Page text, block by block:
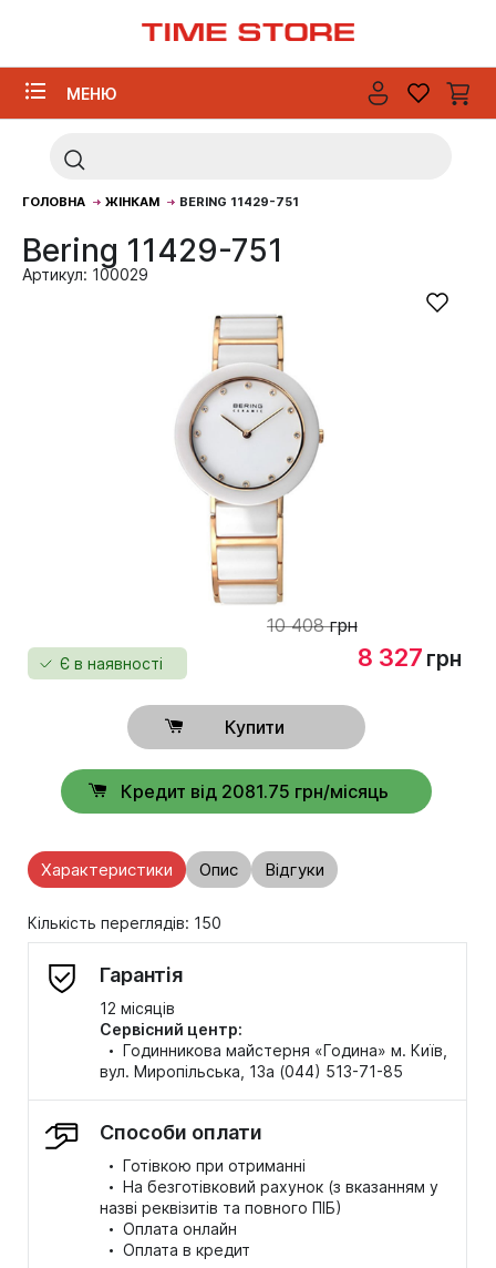
МЕНЮ
ГОЛОВНА ЖІНКАМ BERING 11429-751
Bering 11429-751
Артикул: 100029
Є в наявності
10 408грн
8 327грн
Купити
Кредит від 2081.75 грн/місяць
Характеристики Опис Відгуки
Кількість переглядів: 150
Гарантія
12 місяців
Сервісний центр:
· Годинникова майстерня «Година» м. Київ,
вул. Миропільська, 13а (044) 513-71-85
Способи оплати
· Готівкою при отриманні
· На безготівковий рахунок (з вказанням у
назві реквізитів та повного ПІБ)
· Оплата онлайн
· Оплата в кредит